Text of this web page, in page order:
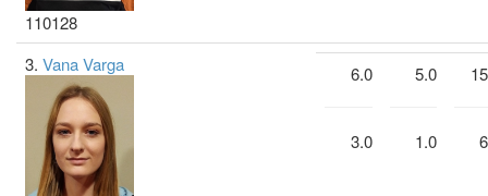
110128
3. Vana Varga 6.0
3.0
5.0
1.0